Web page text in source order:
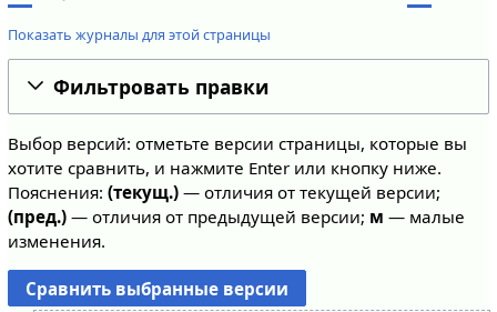
Показать журналы для этой страницы
Фильтровать правки
Выбор версий: отметьте версии страницы, которые вы
хотите сравнить, и нажмите Enter или кнопку ниже.
Пояснения: (текущ.)— отличия от текущей версии;
(пред.)— отличия от предыдущей версии; м — малые
изменения.